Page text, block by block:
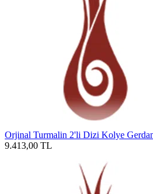
Orjinal Turmalin 2'li Dizi Kolye
9.413,00 TL